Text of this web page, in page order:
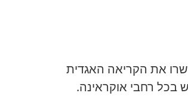
את הקריאה האגדית
בכל רחבי אוקראינה.